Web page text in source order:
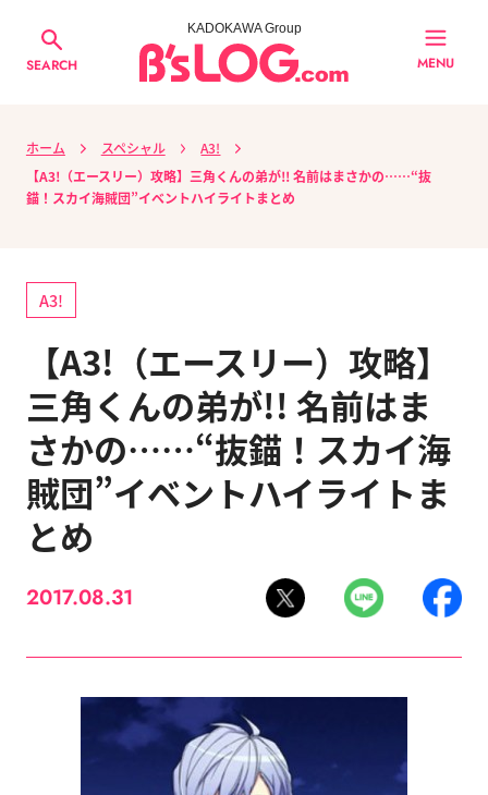
SEARCH
KADOKAWA Group
MENU
ホーム スペシャル
A3!
【A3!（エースリー）攻略】三角くんの弟が!! 名前はまさかの……“抜
錨！スカイ海賊団”イベントハイライトまとめ
A3!
【A3!（エースリー）攻略】
三角くんの弟が!! 名前はま
さかの……“抜錨！スカイ海
賊団”イベントハイライトま
とめ
2017.08.31